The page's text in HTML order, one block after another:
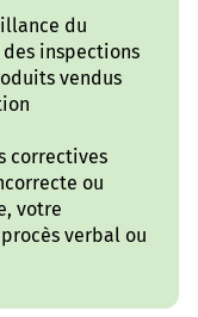
du
inspections
vendus
correctives
ou
votre
verbal ou